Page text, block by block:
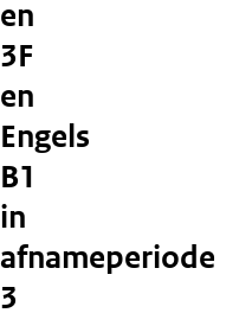
en
3F
en
Engels
B1
in
afnameperiode
3